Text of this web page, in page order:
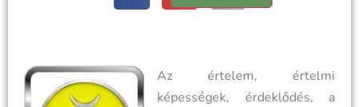
Az értelem, értelmi
képességek, érdeklődés, a